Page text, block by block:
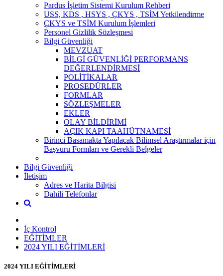
Pardus İşletim Sistemi Kurulum Rehberi
USS, KDS , HSYS , ÇKYS , TSİM Yetkilendirme
ÇKYS ve TSİM Kurulum İşlemleri
Personel Gizlilik Sözleşmesi
Bilgi Güvenliği
MEVZUAT
BİLGİ GÜVENLİĞİ PERFORMANS
DEĞERLENDİRMESİ
POLİTİKALAR
PROSEDÜRLER
FORMLAR
SÖZLEŞMELER
EKLER
OLAY BİLDİRİMİ
AÇIK KAPI TAAHÜTNAMESİ
Birinci Basamakta Yapılacak Bilimsel Araştırmalar için
Başvuru Formları ve Gerekli Belgeler
Bilgi Güvenliği
İletişim
Adres ve Harita Bilgisi
Dahili Telefonlar
İç Kontrol
EĞİTİMLER
2024 YILI EĞİTİMLERİ
2024 YILI EĞİTİMLERİ